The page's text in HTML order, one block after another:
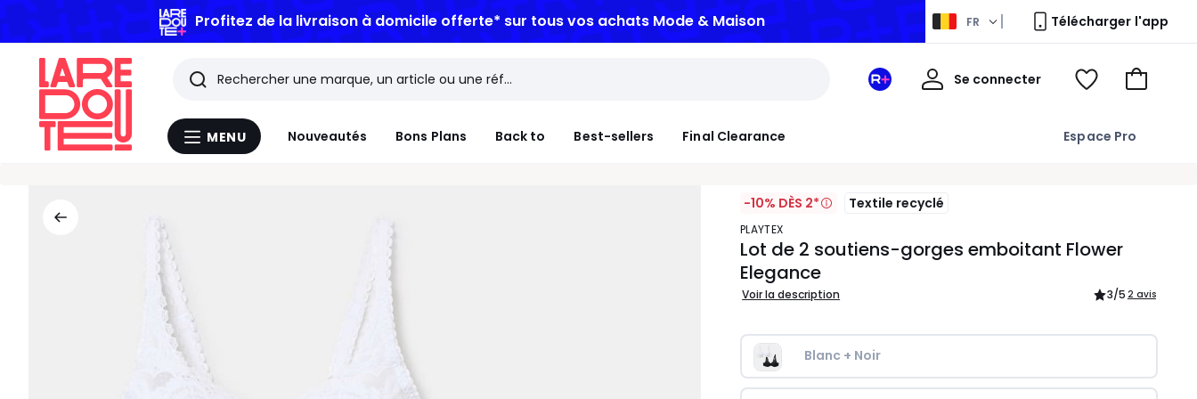
Profitez de la livraison à domicile offerte* sur tous vos achats Mode & Maison FR Télécharger l'app
Menu
MENU Nouveautés Bons Plans Back to Best-sellers Final Clearance Espace Pro
Rechercher
Les
derniers
consultés
Mon
Se connecter
Mon
Voir
Aller
-10% DÈS 2* Textile recyclé
PLAYTEX
Lot de 2 soutiens-gorges emboitant Flower
Elegance
Voir la description 3/5 2 avis
Blanc + Noir